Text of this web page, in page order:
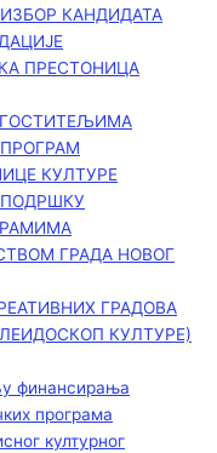
КАНДИДАТА
ПРЕСТОНИЦА
КУЛТУРЕ
ГРАДА НОВОГ
ГРАДОВА
КУЛТУРЕ)
финансирања
програма
културног